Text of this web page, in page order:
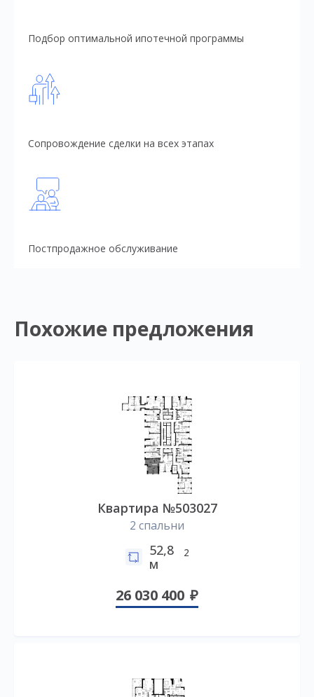
Подбор оптимальной ипотечной программы
Сопровождение сделки на всех этапах
Постпродажное обслуживание
Похожие предложения
Квартира №503027
2 спальни
52,8
м
2
26 030 400